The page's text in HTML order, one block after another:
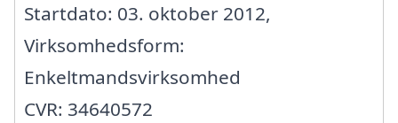
Startdato: 03. oktober 2012,
Virksomhedsform:
Enkeltmandsvirksomhed
CVR: 34640572